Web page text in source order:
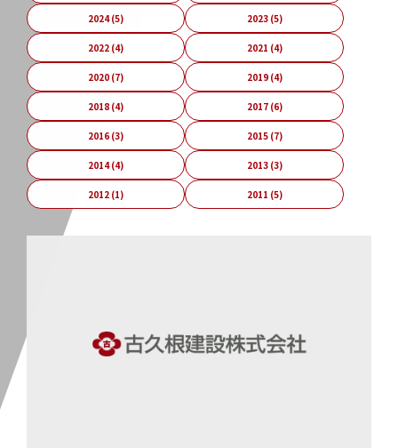
2024 (5) 2023 (5)
2022 (4) 2021 (4)
2020 (7) 2019 (4)
2018 (4) 2017 (6)
2016 (3) 2015 (7)
2014 (4) 2013 (3)
2012 (1) 2011 (5)